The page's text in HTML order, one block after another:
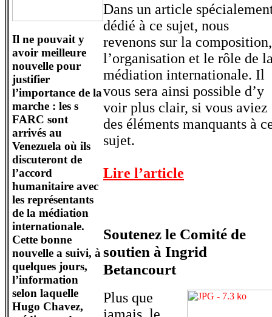
Il ne pouvait y
avoir meilleure
nouvelle pour
justifier
l’importance de la
marche : les s
FARC sont
arrivés au
Venezuela où ils
discuteront de
l’accord
humanitaire avec
les représentants
de la médiation
internationale.
Cette bonne
nouvelle a suivi, à
quelques jours,
l’information
selon laquelle
Hugo Chavez,
Dans un article
dédié à ce sujet, nous
revenons sur la composition,
l’organisation et le rôle de
médiation internationale. Il
vous sera ainsi possible d’y
voir plus clair, si vous aviez
des éléments manquants à
sujet.
Lire l’article
Soutenez le Comité de
soutien à Ingrid
Betancourt
Plus que